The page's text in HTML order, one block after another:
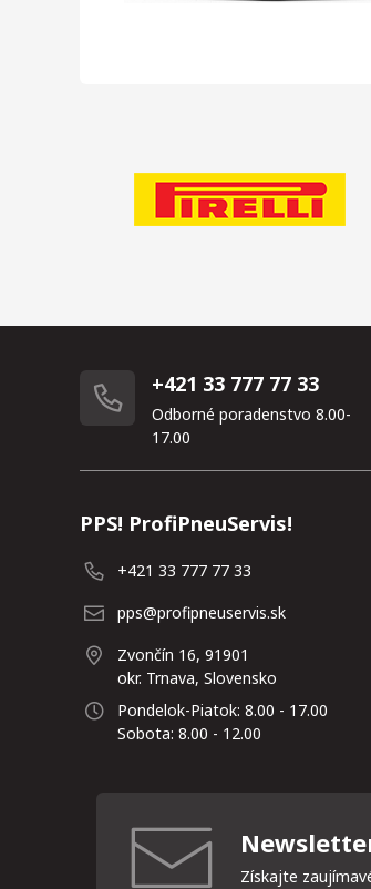
+421 33 777 77 33
Odborné poradenstvo 8.00-
17.00
PPS! ProfiPneuServis!
+421 33 777 77 33
pps@profipneuservis.sk
Zvončín 16, 91901
okr. Trnava, Slovensko
Pondelok-Piatok: 8.00 - 17.00
Sobota: 8.00 - 12.00
Získajte